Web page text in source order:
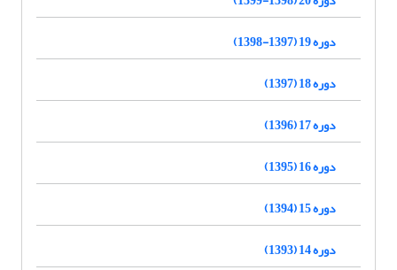
دوره 19 (1397-1398)
دوره 18 (1397)
دوره 17 (1396)
دوره 16 (1395)
دوره 15 (1394)
دوره 14 (1393)